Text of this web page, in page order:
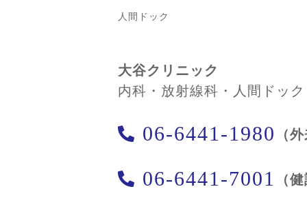
人間ドック
大谷クリニック
内科・放射線科・人間ドッ
06-6441-1980 （
06-6441-7001 （